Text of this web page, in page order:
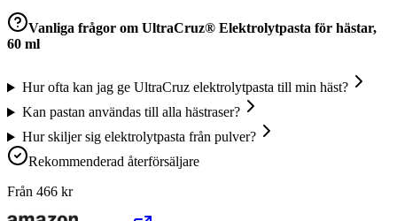
Vanliga frågor om UltraCruz® Elektrolytpasta för hästar,
60 ml
Hur ofta kan jag ge UltraCruz elektrolytpasta till min häst?
Kan pastan användas till alla hästraser?
Hur skiljer sig elektrolytpasta från pulver?
Rekommenderad återförsäljare
Från 466 kr